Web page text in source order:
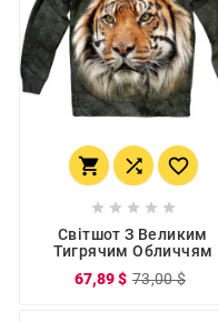
  
    
Світшот З Великим
Тигрячим Обличчям
67,89 $ 73,00 $